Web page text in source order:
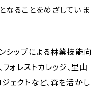
ることをめざしていま
シップによる林業技能向
ォレストカレッジ、里山
ェクトなど、森を活かし